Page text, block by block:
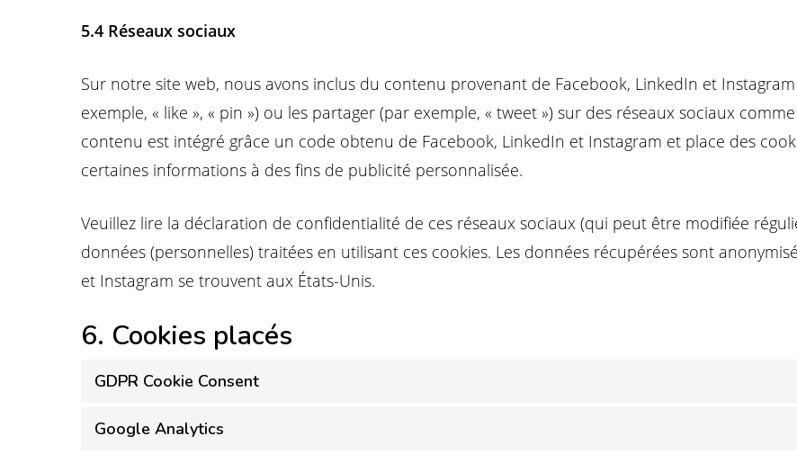
5.4 Réseaux sociaux
Sur notre site web, nous avons inclus du contenu provenant de Facebook, LinkedIn et
exemple, « like », « pin ») ou les partager (par exemple, « tweet ») sur des réseaux sociaux
contenu est intégré grâce un code obtenu de Facebook, LinkedIn et Instagram et place des
certaines informations à des fins de publicité personnalisée.
Veuillez lire la déclaration de confidentialité de ces réseaux sociaux (qui peut être modifiée
données (personnelles) traitées en utilisant ces cookies. Les données récupérées sont
et Instagram se trouvent aux États-Unis.
6. Cookies placés
GDPR Cookie Consent
Google Analytics